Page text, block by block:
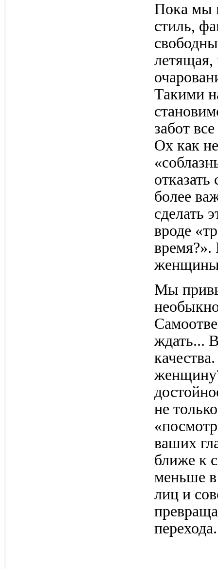
Пока мы
стиль,
летящая,
Такими
забот
Ох как
более
сделать
вроде
время?».
женщины
Мы
ждать...
не
ваших
ближе к
меньше
лиц и
перехода.